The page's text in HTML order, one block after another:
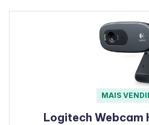
MAIS
Logitech Webcam